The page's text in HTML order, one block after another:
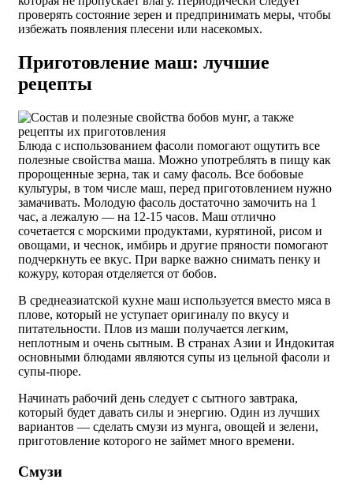
проверять состояние зерен и предпринимать меры, чтобы
избежать появления плесени или насекомых.
Приготовление маш: лучшие
рецепты
Блюда с использованием фасоли помогают ощутить все
полезные свойства маша. Можно употреблять в пищу как
пророщенные зерна, так и саму фасоль. Все бобовые
культуры, в том числе маш, перед приготовлением нужно
замачивать. Молодую фасоль достаточно замочить на 1
час, а лежалую — на 12-15 часов. Маш отлично
сочетается с морскими продуктами, курятиной, рисом и
овощами, и чеснок, имбирь и другие пряности помогают
подчеркнуть ее вкус. При варке важно снимать пенку и
кожуру, которая отделяется от бобов.
В среднеазиатской кухне маш используется вместо мяса в
плове, который не уступает оригиналу по вкусу и
питательности. Плов из маши получается легким,
неплотным и очень сытным. В странах Азии и Индокитая
основными блюдами являются супы из цельной фасоли и
супы-пюре.
Начинать рабочий день следует с сытного завтрака,
который будет давать силы и энергию. Один из лучших
вариантов — сделать смузи из мунга, овощей и зелени,
приготовление которого не займет много времени.
Смузи